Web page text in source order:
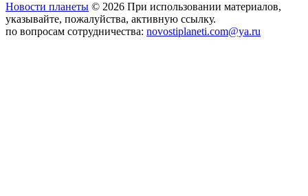
Новости планеты © 2026 При использовании материалов,
указывайте, пожалуйства, активную ссылку.
по вопросам сотрудничества: novostiplaneti.com@ya.ru